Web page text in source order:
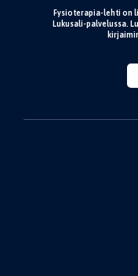
Fysioterapia-lehti on
Lukusali-palvelussa.